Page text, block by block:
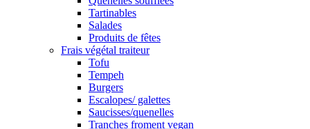
Tartinables
Salades
Produits de fêtes
Frais végétal traiteur
Tofu
Tempeh
Burgers
Escalopes/ galettes
Saucisses/quenelles
Tranches froment vegan